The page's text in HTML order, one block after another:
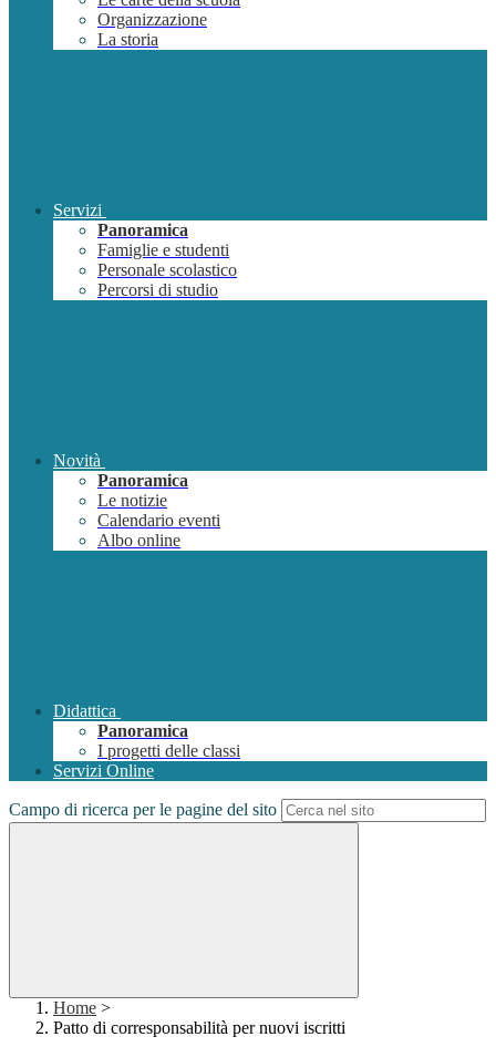
Organizzazione
La storia
Servizi
Panoramica
Famiglie e studenti
Personale scolastico
Percorsi di studio
Novità
Panoramica
Le notizie
Calendario eventi
Albo online
Didattica
Panoramica
I progetti delle classi
Servizi Online
Campo di ricerca per le pagine del sito
Home >
Patto di corresponsabilità per nuovi iscritti